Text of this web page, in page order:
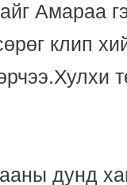
Амараа
клип
дунд